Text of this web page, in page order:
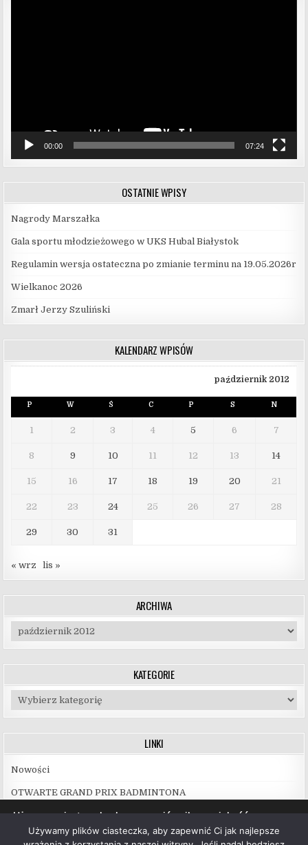
00:00 07:24
OSTATNIE WPISY
Nagrody Marszałka
Gala sportu młodzieżowego w UKS Hubal Białystok
Regulamin wersja ostateczna po zmianie terminu na 19.05.2026r
Wielkanoc 2026
Zmarł Jerzy Szuliński
KALENDARZ WPISÓW
październik 2012
P W Ś C P S N
1 2 3 4 5 6 7
8 9 10 11 12 13 14
15 16 17 18 19 20 21
22 23 24 25 26 27 28
29 30 31
« wrz lis »
ARCHIWA
Archiwa
KATEGORIE
Kategorie
LINKI
Nowości
OTWARTE GRAND PRIX BADMINTONA
Używamy ciasteczek, aby zapewnić najlepszą jakość
korzystania z naszej witryny.
Więcej informacji na temat plików ciasteczka, których
Używamy plików ciasteczka, aby zapewnić Ci jak najlepsze